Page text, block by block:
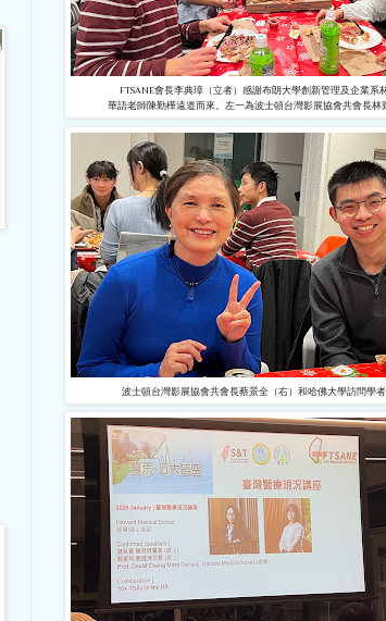
FTSANE會長李典璋（立者）感謝布朗大學創新管理及企業系
華語老師陳勤樺遠道而來。左一為波士頓台灣影展協會共會長林
波士頓台灣影展協會共會長蔡景全（右）和哈佛大學訪問學者